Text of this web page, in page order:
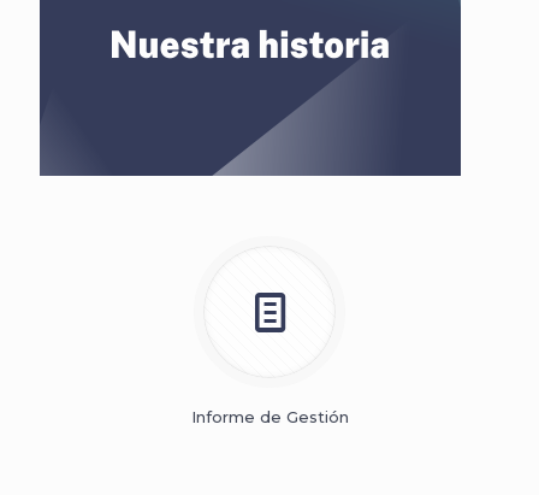
Informe de Gestión